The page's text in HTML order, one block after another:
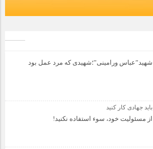
شهید”عباس ورامینی”؛شهیدی که مرد عمل بود
باید جهادی کار کنید
از مسئولیت خود، سوء استفاده نکنید!